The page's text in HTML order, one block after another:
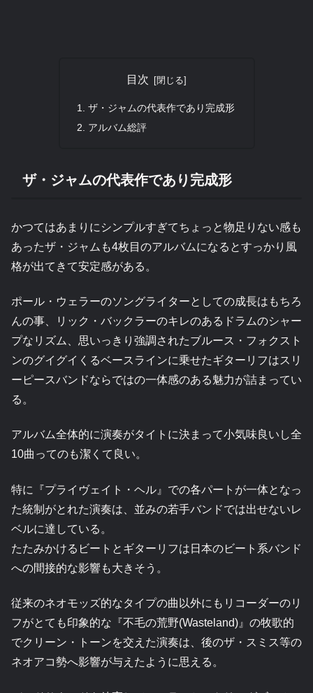
目次
ザ・ジャムの代表作であり完成形
アルバム総評
ザ・ジャムの代表作であり完成形
かつてはあまりにシンプルすぎてちょっと物足りない感も
あったザ・ジャムも4枚目のアルバムになるとすっかり風
格が出てきて安定感がある。
ポール・ウェラーのソングライターとしての成長はもちろ
んの事、リック・バックラーのキレのあるドラムのシャー
プなリズム、思いっきり強調されたブルース・フォクスト
ンのグイグイくるベースラインに乗せたギターリフはスリ
ーピースバンドならではの一体感のある魅力が詰まってい
る。
アルバム全体的に演奏がタイトに決まって小気味良いし全
10曲ってのも潔くて良い。
特に『プライヴェイト・ヘル』での各パートが一体となっ
た統制がとれた演奏は、並みの若手バンドでは出せないレ
ベルに達している。
たたみかけるビートとギターリフは日本のビート系バンド
への間接的な影響も大きそう。
従来のネオモッズ的なタイプの曲以外にもリコーダーのリ
フがとても印象的な『不毛の荒野(Wasteland)』の牧歌的
でクリーン・トーンを交えた演奏は、後のザ・スミス等の
ネオアコ勢へ影響が与えたように思える。